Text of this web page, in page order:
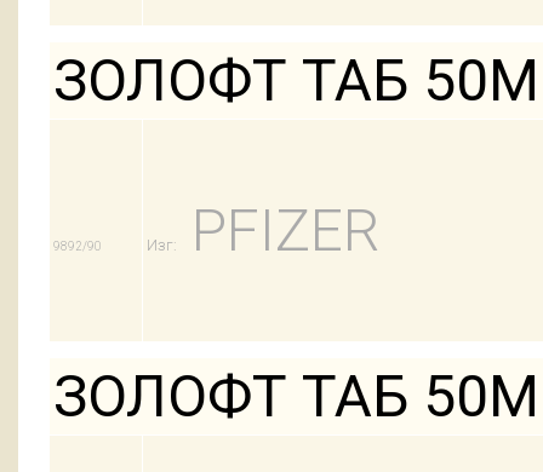
ЗОЛОФТ ТАБ
9892/90 Изг: PFIZER
ЗОЛОФТ ТАБ